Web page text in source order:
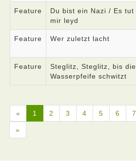
Feature
Du bist ein Nazi / Es tut
mir leyd
Feature Wer zuletzt lacht
Feature
Steglitz, Steglitz, bis die
Wasserpfeife schwitzt
« 1 2 3 4 5 6 7
»